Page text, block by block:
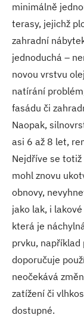
minimálně
terasy, jejichž
zahradní
jednoduchá –
novou vrstvu
natírání
fasádu či
Naopak,
asi 6 až 8 let,
Nejdříve se
mohl znovu
obnovy,
jako lak, i
která je
prvku,
doporučuje
neočekává
zatížení či
dostupné.